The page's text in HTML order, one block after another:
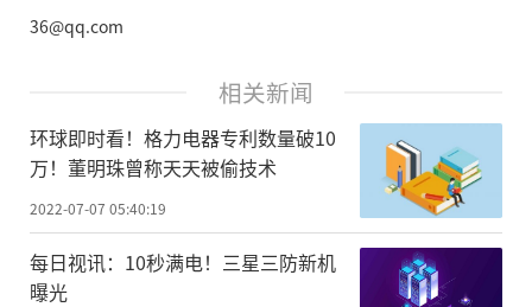
36@qq.com
相关新闻
环球即时看！格力电器专利数量破10
万！董明珠曾称天天被偷技术
2022-07-07 05:40:19
每日视讯：10秒满电！三星三防新机
曝光